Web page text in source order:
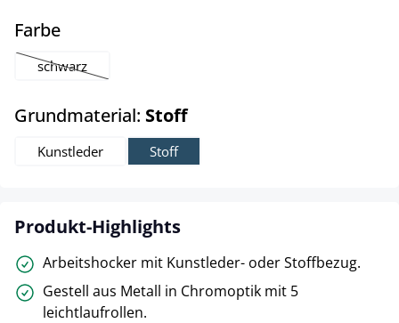
Farbeauswählen
schwarz
(Diese Option ist zurzeit nicht verfügbar.)
Grundmaterial: Stoffauswählen
Kunstleder Stoff
Produkt-Highlights
Arbeitshocker mit Kunstleder- oder Stoffbezug.
Gestell aus Metall in Chromoptik mit 5
leichtlaufrollen.